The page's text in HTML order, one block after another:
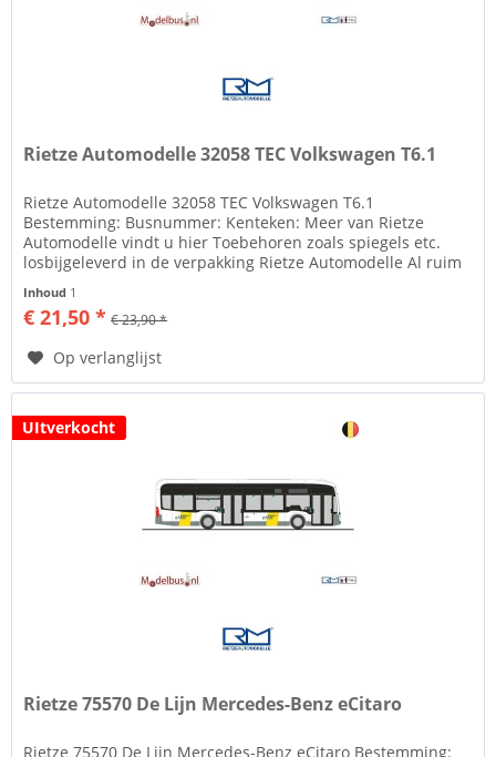
Rietze Automodelle 32058 TEC Volkswagen T6.1
Rietze Automodelle 32058 TEC Volkswagen T6.1
Bestemming: Busnummer: Kenteken: Meer van Rietze
Automodelle vindt u hier Toebehoren zoals spiegels etc.
losbijgeleverd in de verpakking Rietze Automodelle Al ruim
Inhoud 1
€ 21,50 * € 23,90 *
Op verlanglijst
UItverkocht
Rietze 75570 De Lijn Mercedes-Benz eCitaro
Rietze 75570 De Lijn Mercedes-Benz eCitaro Bestemming: